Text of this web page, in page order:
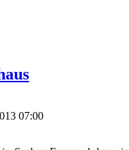
07:00